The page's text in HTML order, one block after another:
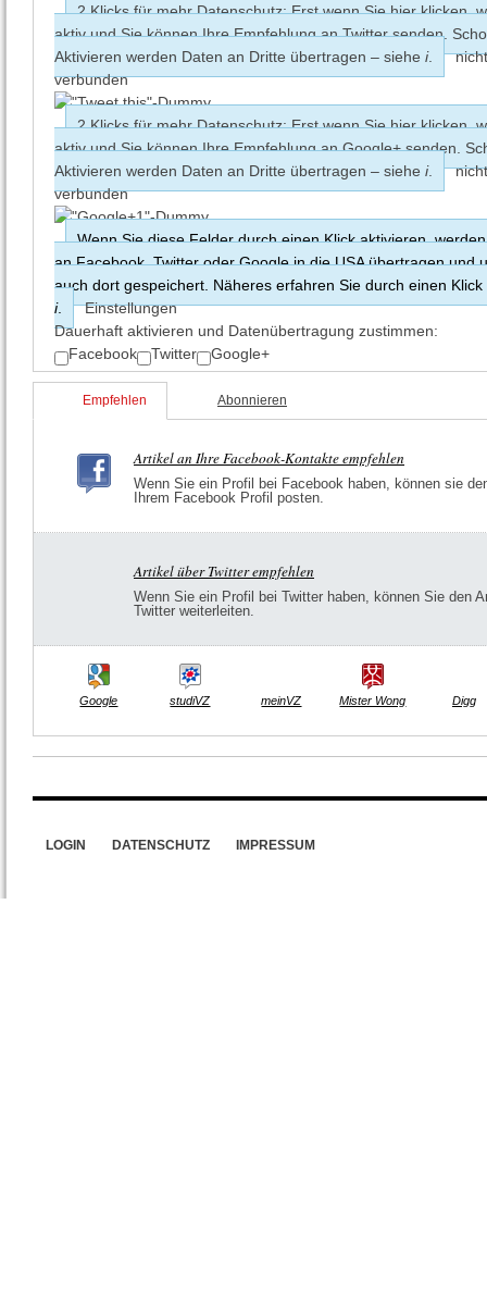
2 Klicks für mehr Datenschutz: Erst wenn Sie hier klicken,
aktiv und Sie können Ihre Empfehlung an Twitter senden.
Aktivieren werden Daten an Dritte übertragen – siehe i.
verbunden
2 Klicks für mehr Datenschutz: Erst wenn Sie hier klicken,
aktiv und Sie können Ihre Empfehlung an Google+ senden.
Aktivieren werden Daten an Dritte übertragen – siehe i.
verbunden
Wenn Sie diese Felder durch einen Klick aktivieren,
an Facebook, Twitter oder Google in die USA übertragen und
auch dort gespeichert. Näheres erfahren Sie durch einen Klick
i.
Einstellungen
Dauerhaft aktivieren und Datenüber­tragung zustimmen:
Facebook
Twitter Google+
Empfehlen Abonnieren
Artikel an Ihre Facebook-Kontakte empfehlen
Wenn Sie ein Profil bei Facebook haben, können sie
Ihrem Facebook Profil posten.
Artikel über Twitter empfehlen
Wenn Sie ein Profil bei Twitter haben, können Sie den
Twitter weiterleiten.
Google studiVZ meinVZ Mister Wong Digg
LOGIN DATENSCHUTZ IMPRESSUM